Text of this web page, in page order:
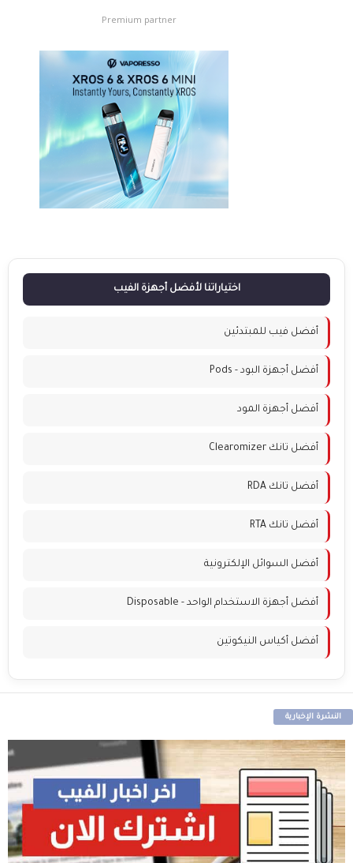
Premium partner
اختياراتنا لأفضل أجهزة الفيب
أفضل فيب للمبتدئين
أفضل أجهزة البود - Pods
أفضل أجهزة المود
أفضل تانك Clearomizer
أفضل تانك RDA
أفضل تانك RTA
أفضل السوائل الإلكترونية
أفضل أجهزة الاستخدام الواحد - Disposable
أفضل أكياس النيكوتين
النشرة الإخبارية